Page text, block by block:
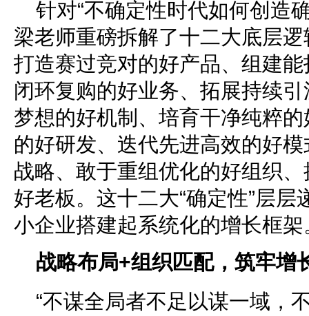
针对“不确定性时代如何创造
梁老师重磅拆解了十二大底层
打造赛过竞对的好产品、组建
闭环复购的好业务、拓展持续
梦想的好机制、培育干净纯粹
的好研发、迭代先进高效的好
战略、敢于重组优化的好组织
好老板。这十二大“确定性”层
小企业搭建起系统化的增长框架
战略布局+组织匹配，筑牢增
“不谋全局者不足以谋一域，